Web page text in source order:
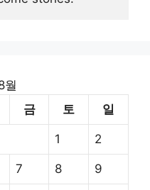
월
금 토 일
1 2
7 8 9